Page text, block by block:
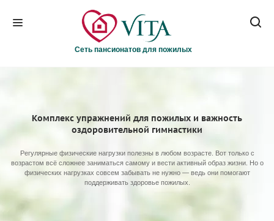
Сеть пансионатов для пожилых
Комплекс упражнений для пожилых и важность
оздоровительной гимнастики
Регулярные физические нагрузки полезны в любом возрасте. Вот только с
возрастом всё сложнее заниматься самому и вести активный образ жизни. Но о
физических нагрузках совсем забывать не нужно — ведь они помогают
поддерживать здоровье пожилых.